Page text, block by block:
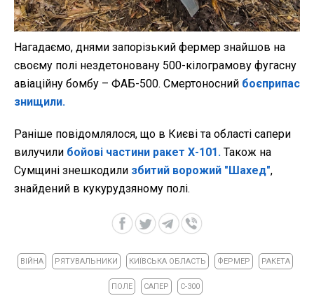
Нагадаємо, днями запорізький фермер знайшов на
своєму полі нездетоновану 500-кілограмову фугасну
авіаційну бомбу – ФАБ-500. Смертоносний боєприпас
знищили.
Раніше повідомлялося, що в Києві та області сапери
вилучили бойові частини ракет Х-101. Також на
Сумщині знешкодили збитий ворожий "Шахед",
знайдений в кукурудзяному полі.
ВІЙНА РЯТУВАЛЬНИКИ КИЇВСЬКА ОБЛАСТЬ ФЕРМЕР РАКЕТА
ПОЛЕ САПЕР С-300